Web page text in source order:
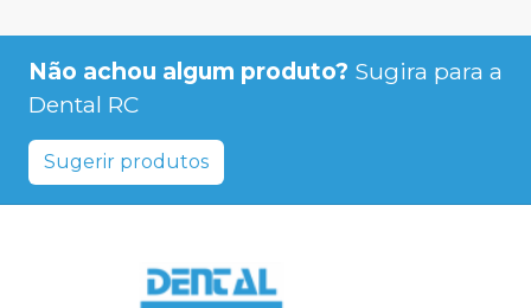
Não achou algum produto? Sugira para a
Dental RC
Sugerir produtos